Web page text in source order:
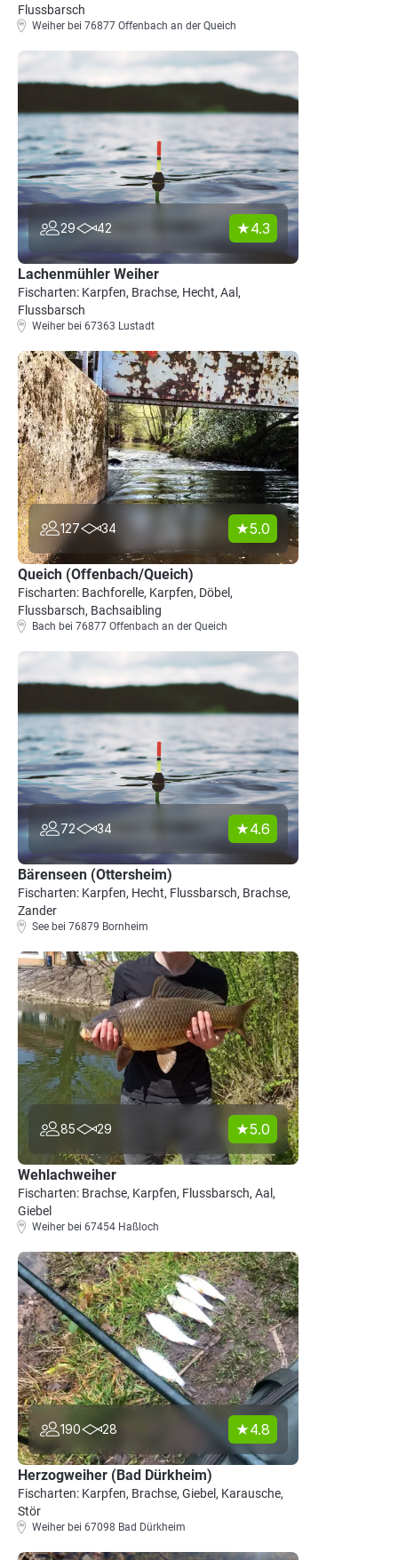
Flussbarsch
Weiher bei 76877 Offenbach an der Queich
29 42 4.3
Lachenmühler Weiher
Fischarten: Karpfen, Brachse, Hecht, Aal,
Flussbarsch
Weiher bei 67363 Lustadt
127 34 5.0
Queich (Offenbach/Queich)
Fischarten: Bachforelle, Karpfen, Döbel,
Flussbarsch, Bachsaibling
Bach bei 76877 Offenbach an der Queich
72 34 4.6
Bärenseen (Ottersheim)
Fischarten: Karpfen, Hecht, Flussbarsch, Brachse,
Zander
See bei 76879 Bornheim
85 29 5.0
Wehlachweiher
Fischarten: Brachse, Karpfen, Flussbarsch, Aal,
Giebel
Weiher bei 67454 Haßloch
190 28 4.8
Herzogweiher (Bad Dürkheim)
Fischarten: Karpfen, Brachse, Giebel, Karausche,
Stör
Weiher bei 67098 Bad Dürkheim